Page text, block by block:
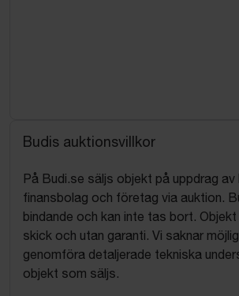
Budis auktionsvillkor
På Budi.se säljs objekt på uppdrag av
finansbolag och företag via auktion.
bindande och kan inte tas bort.
skick och utan garanti. Vi saknar
genomföra detaljerade tekniska
objekt som säljs.